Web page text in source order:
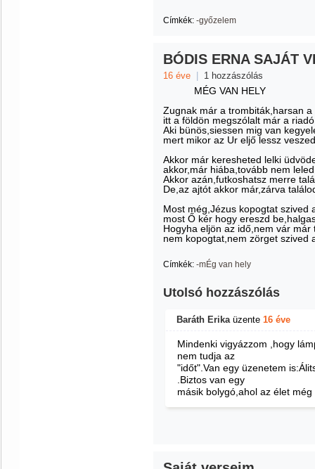
Címkék: -győzelem
BÓDIS ERNA SAJÁT
16 éve 1 hozzászólás
MÉG VAN HELY
Zugnak már a trombiták,harsan a
itt a földön megszólalt már a
Aki bünös,siessen mig van
mert mikor az Ur eljő lessz
Akkor már keresheted lelki
akkor,már hiába,tovább nem
Akkor azán,futkoshatsz merre
De,az ajtót akkor már,zárva
Most még,Jézus kopogtat szived
most Ő kér hogy ereszd
Hogyha eljön az idő,nem vár már
nem kopogtat,nem zörget szived
Címkék: -mÉg van hely
Utolsó hozzászólás
Baráth Erikaüzente 16 éve
Mindenki vigyázzom ,hogy
nem tudja az
"időt".Van egy üzenetem
.Biztos van egy
másik bolygó,ahol az élet